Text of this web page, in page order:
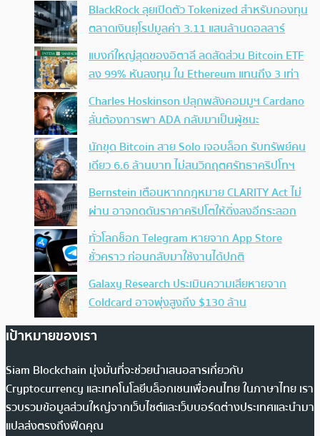
BlackRock ลุยเปิดตัว Tokenized สำหรับกองทุน
ตลาดเงินยุโรปมูลค่า 3.11 แสนล้านดอลลาร์
แบงก์ใหญ่สุดของอิตาลี ลดสัดส่วน Bitcoin ETF
ลง 99% หันลงทุน ใน Ethereum แทนถึง 3 เท่า
Charles Hoskinson ปลุกพลังคอมมูฯ Cardano
ลั่นต้องการพา ADA กลับมาเป็นผู้ชนะ
นักขุด Bitcoin สาย Solo เจอบล็อก รับทรัพย์คน
เดียว 6.6 ล้านบาท ไม่สนวิกฤตศรัทธาคริปโทฯ
Bernstein เตือนหากกฎหมาย CLARITY Act ไม่
ผ่าน อาจกดดันราคาคริปโตให้ดิ่งลงอีกระลอก
ทั่วโลกช็อก Telegram หายจาก App Store
ชั่วคราว ก่อนกลับมาใช้งานได้ปกติ
Galaxy Research ประเมินความเสียหายจาก
Coldcard อาจพุ่งสูงถึง $130 ล้าน
เป้าหมายของเรา
Siam Blockchain มุ่งมั่นที่จะช่วยนำเสนอสารเกี่ยวกับ
Cryptocurrency และเทคโนโลยีบล็อกเชนเพื่อคนไทย ในภาษาไทย เรา
รวบรวมข้อมูลส่วนใหญ่จากเว็บไซต์และเว็บบอร์ดต่างประเทศและนำมา
แปลส่งตรงถึงฟีดคุณ